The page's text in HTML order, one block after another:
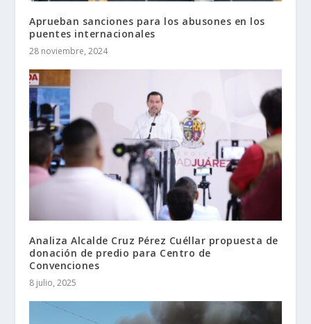
Aprueban sanciones para los abusones en los
puentes internacionales
28 noviembre, 2024
Analiza Alcalde Cruz Pérez Cuéllar propuesta de
donación de predio para Centro de
Convenciones
8 julio, 2025